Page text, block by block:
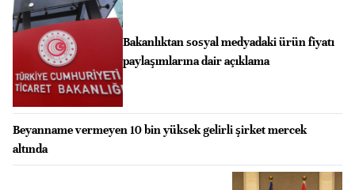
Bakanlıktan sosyal medyadaki ürün fiyatı
paylaşımlarına dair açıklama
Beyanname vermeyen 10 bin yüksek gelirli şirket mercek
altında